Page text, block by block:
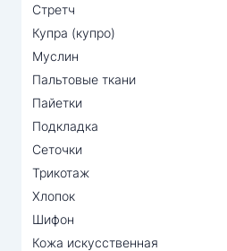
Стретч
Купра (купро)
Муслин
Пальтовые ткани
Пайетки
Подкладка
Сеточки
Трикотаж
Хлопок
Шифон
Кожа искусственная